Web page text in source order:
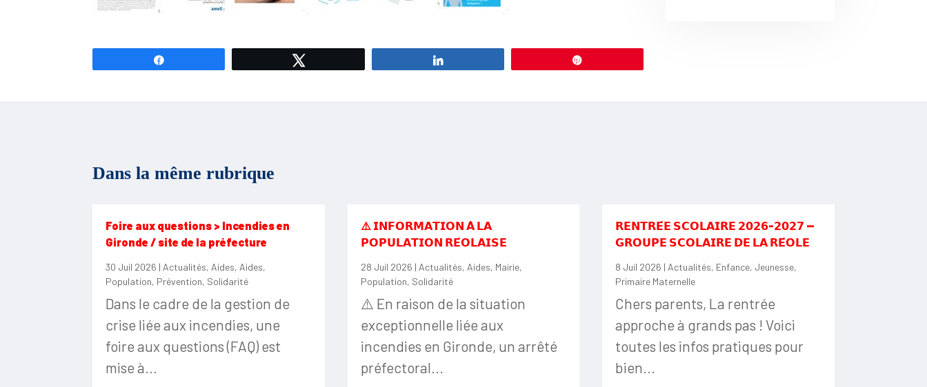
Dans la même rubrique
Foire aux questions > Incendies en
Gironde / site de la préfecture
30 Juil 2026 | Actualités, Aides, Aides,
Population, Prévention, Solidarité
Dans le cadre de la gestion de
crise liée aux incendies, une
foire aux questions (FAQ) est
mise à...
⚠️ 𝗜𝗡𝗙𝗢𝗥𝗠𝗔𝗧𝗜𝗢𝗡 𝗔̀ 𝗟𝗔
𝗣𝗢𝗣𝗨𝗟𝗔𝗧𝗜𝗢𝗡 𝗥𝗘́𝗢𝗟𝗔𝗜𝗦𝗘
28 Juil 2026 | Actualités, Aides, Mairie,
Population, Solidarité
⚠️ En raison de la situation
exceptionnelle liée aux
incendies en Gironde, un arrêté
préfectoral...
𝗥𝗘𝗡𝗧𝗥𝗘́𝗘 𝗦𝗖𝗢𝗟𝗔𝗜𝗥𝗘 𝟮𝟬𝟮𝟲-𝟮𝟬𝟮𝟳 —
𝗚𝗥𝗢𝗨𝗣𝗘 𝗦𝗖𝗢𝗟𝗔𝗜𝗥𝗘 𝗗𝗘 𝗟𝗔 𝗥𝗘́𝗢𝗟𝗘
8 Juil 2026 | Actualités, Enfance, Jeunesse,
Primaire Maternelle
Chers parents, La rentrée
approche à grands pas ! Voici
toutes les infos pratiques pour
bien...